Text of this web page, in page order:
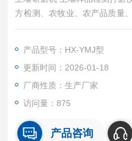
方检测、农牧业、农产品质量
属分析
产品型号：HX-YMJ型
更新时间：2026-01-18
厂商性质：生产厂家
访问量：875
产品咨询